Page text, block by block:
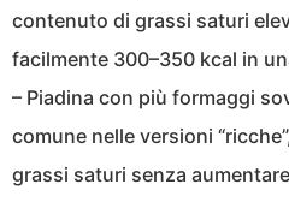
contenuto di grassi saturi
facilmente 300–350 kcal in
– Piadina con più formaggi
comune nelle versioni
grassi saturi senza